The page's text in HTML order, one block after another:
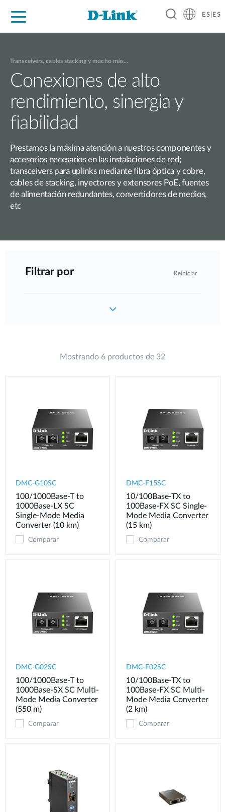
ES|ES
Transceivers, cables stacking y mucho más...
Conexiones de alto
rendimiento, sinergia y
fiabilidad
Prestamos la máxima atención a nuestros componentes y
accesorios necesarios en las instalaciones de red;
transceivers para uplinks mediante fibra óptica y cobre,
cables de stacking, inyectores y extensores PoE, fuentes
de alimentación redundantes, convertidores de medios,
etc
Filtrar por Reiniciar
Mostrando 6 productos de 32
DMC-G10SC
100/1000Base-T to
1000Base-LX SC
Single-Mode Media
Converter (10 km)
Comparar
DMC-F15SC
10/100Base-TX to
100Base-FX SC Single-
Mode Media Converter
(15 km)
Comparar
DMC-G02SC
100/1000Base-T to
1000Base-SX SC Multi-
Mode Media Converter
(550 m)
Comparar
DMC-F02SC
10/100Base-TX to
100Base-FX SC Multi-
Mode Media Converter
(2 km)
Comparar